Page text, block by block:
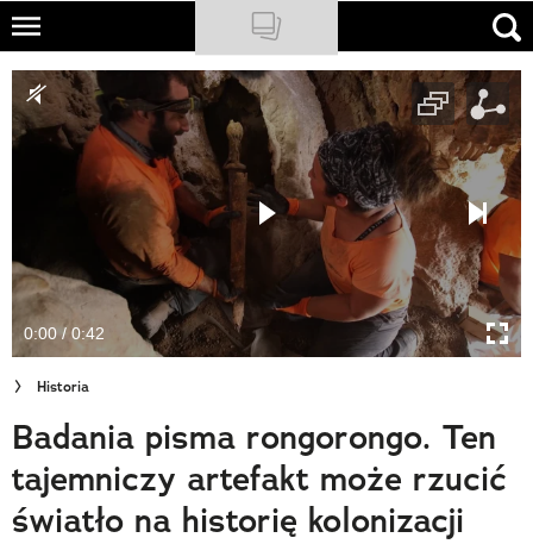
Skip
main
content
NATIONAL GEOGRAPHIC
TRAVELER
PODCASTY
Newsletter
Cuda Polski
Wielki Konkurs Fotograficzny
Trendbook Podróżniczy
Polecane
0:00 / 0:42
Historia
Badania pisma rongorongo. Ten
tajemniczy artefakt może rzucić
światło na historię kolonizacji